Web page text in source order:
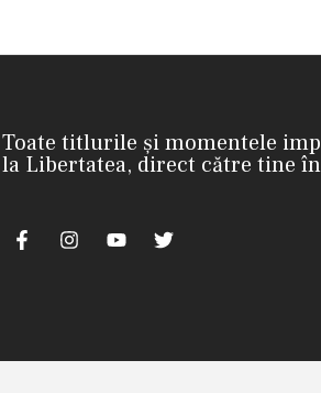
Toate titlurile și momentele
la Libertatea, direct către tine